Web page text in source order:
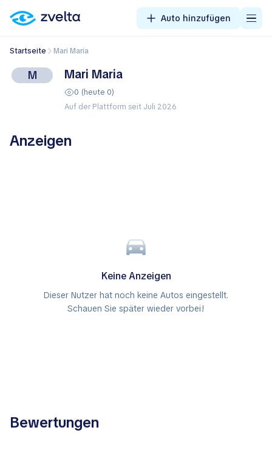
Auto hinzufügen
Startseite Mari Maria
M Mari Maria
0 (heute 0)
Auf der Plattform seit Juli 2026
Anzeigen
Keine Anzeigen
Dieser Nutzer hat noch keine Autos eingestellt.
Schauen Sie später wieder vorbei!
Bewertungen